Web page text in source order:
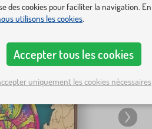
des cookies pour faciliter la navigation.
utilisons les cookies.
Accepter tous les cookies
uniquement les cookies nécessaires